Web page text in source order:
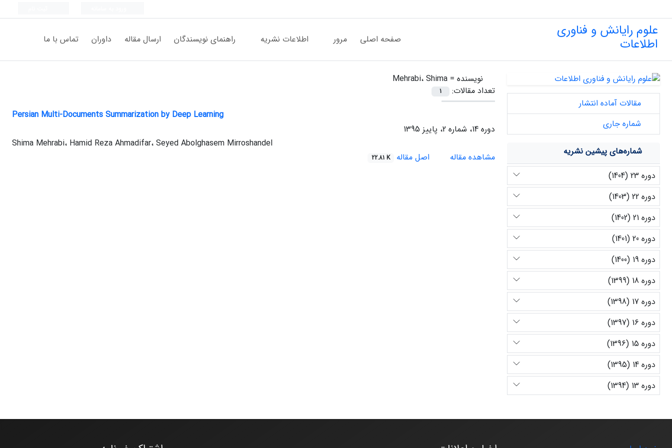
علوم رایانش و فناوری
اطلاعات صفحه اصلی مرور اطلاعات نشریه راهنمای نویسندگان ارسال مقاله داوران تماس با ما
نویسنده = Mehrabi، Shima
تعداد مقالات:
1
Persian Multi-Documents Summarization by Deep Learning
دوره 14، شماره 2، پاییز 1395
Shima Mehrabi، Hamid Reza Ahmadifar، Seyed Abolghasem Mirroshandel
مشاهده مقاله
اصل مقاله 22.81 K
مقالات آماده انتشار
شماره جاری
شماره‌های پیشین نشریه
دوره 23 (1404)
دوره 22 (1403)
دوره 21 (1402)
دوره 20 (1401)
دوره 19 (1400)
دوره 18 (1399)
دوره 17 (1398)
دوره 16 (1397)
دوره 15 (1396)
دوره 14 (1395)
دوره 13 (1394)